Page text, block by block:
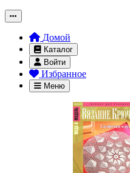
Домой
Каталог
Войти
Избранное
Меню